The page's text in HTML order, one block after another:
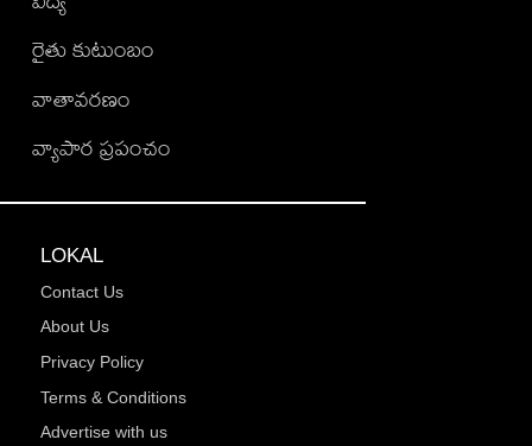
రైతు కుటుంబం
వాతావరణం
వ్యాపార ప్రపంచం
LOKAL
Contact Us
About Us
Privacy Policy
Terms & Conditions
Advertise with us